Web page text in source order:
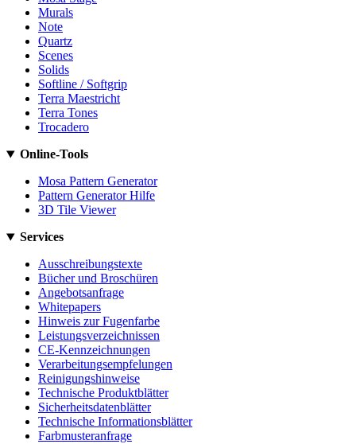
Murals
Note
Quartz
Scenes
Solids
Softline / Softgrip
Terra Maestricht
Terra Tones
Trocadero
Online-Tools
Mosa Pattern Generator
Pattern Generator Hilfe
3D Tile Viewer
Services
Ausschreibungstexte
Bücher und Broschüren
Angebotsanfrage
Whitepapers
Hinweis zur Fugenfarbe
Leistungsverzeichnissen
CE-Kennzeichnungen
Verarbeitungsempfelungen
Reinigungshinweise
Technische Produktblätter
Sicherheitsdatenblätter
Technische Informationsblätter
Farbmusteranfrage